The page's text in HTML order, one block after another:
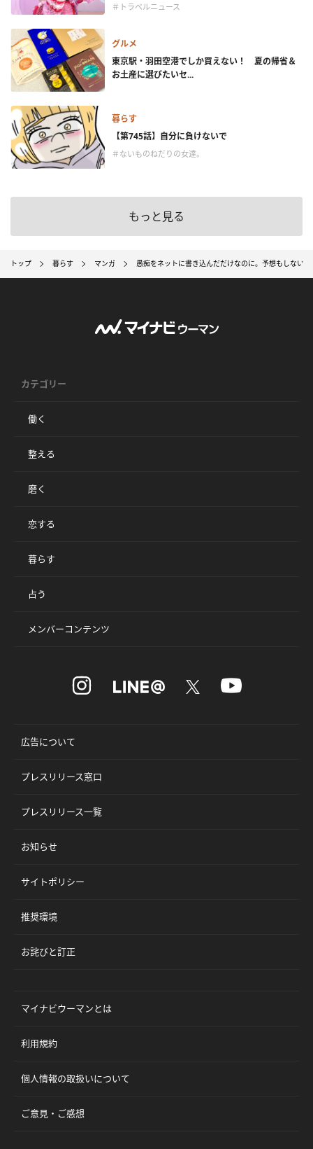
＃トラベルニュース
グルメ
東京駅・羽田空港でしか買えない！ 夏の帰省＆
お土産に選びたいセ...
暮らす
【第745話】自分に負けないで
＃ないものねだりの女達。
もっと見る
トップ 暮らす マンガ 愚痴をネットに書き込んだだけなのに。予想もしない
カテゴリー
働く
整える
磨く
恋する
暮らす
占う
メンバーコンテンツ
広告について
プレスリリース窓口
プレスリリース一覧
お知らせ
サイトポリシー
推奨環境
お詫びと訂正
マイナビウーマンとは
利用規約
個人情報の取扱いについて
ご意見・ご感想